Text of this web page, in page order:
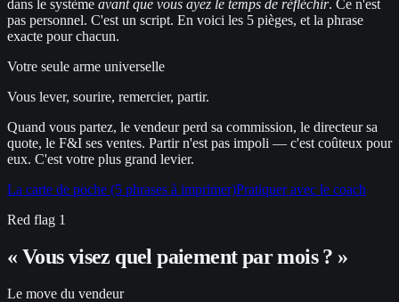
dans le système avant que vous ayez le temps de réfléchir. Ce n'est
pas personnel. C'est un script. En voici les 5 pièges, et la phrase
exacte pour chacun.
Votre seule arme universelle
Vous lever, sourire, remercier, partir.
Quand vous partez, le vendeur perd sa commission, le directeur sa
quote, le F&I ses ventes. Partir n'est pas impoli — c'est coûteux pour
eux. C'est votre plus grand levier.
La carte de poche (5 phrases à imprimer)Pratiquer avec le coach
Red flag 1
« Vous visez quel paiement par mois ? »
Le move du vendeur